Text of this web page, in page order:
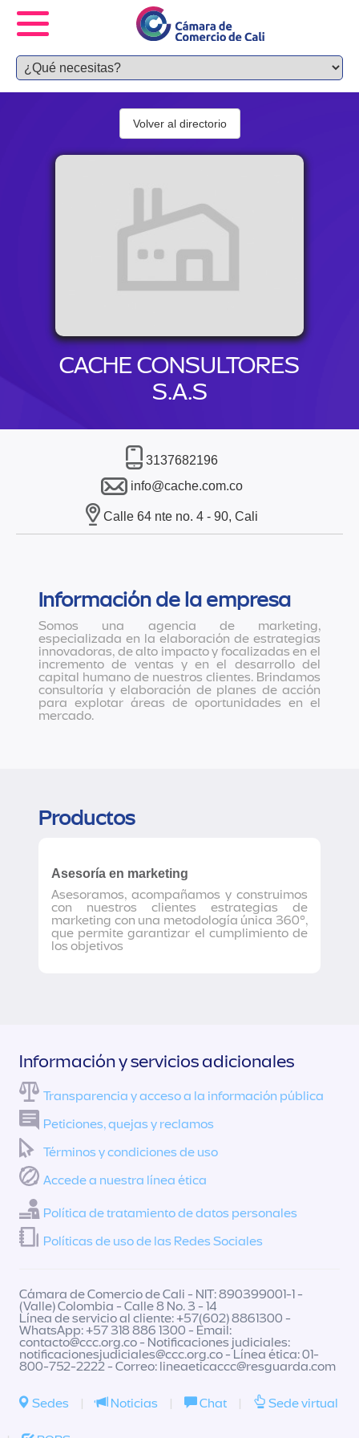
CACHE CONSULTORES
S.A.S
Volver al directorio
3137682196
info@cache.com.co
Calle 64 nte no. 4 - 90, Cali
Información de la empresa
Somos una agencia de marketing,
especializada en la elaboración de estrategias
innovadoras, de alto impacto y focalizadas en el
incremento de ventas y en el desarrollo del
capital humano de nuestros clientes. Brindamos
consultoría y elaboración de planes de acción
para explotar áreas de oportunidades en el
mercado.
Productos
Asesoría en marketing
Asesoramos, acompañamos y construimos
con nuestros clientes estrategias de
marketing con una metodología única 360°,
que permite garantizar el cumplimiento de
los objetivos
Información y servicios adicionales
Transparencia y acceso a la información pública
Peticiones, quejas y reclamos
Términos y condiciones de uso
Accede a nuestra línea ética
Política de tratamiento de datos personales
Políticas de uso de las Redes Sociales
Cámara de Comercio de Cali - NIT: 890399001-1 -
(Valle) Colombia - Calle 8 No. 3 - 14
Línea de servicio al cliente: +57(602) 8861300 -
WhatsApp: +57 318 886 1300 - Email:
contacto@ccc.org.co- Notificaciones judiciales:
notificacionesjudiciales@ccc.org.co- Línea ética: 01-
800-752-2222 - Correo: lineaeticaccc@resguarda.com
Sedes | Noticias | Chat | Sede virtual